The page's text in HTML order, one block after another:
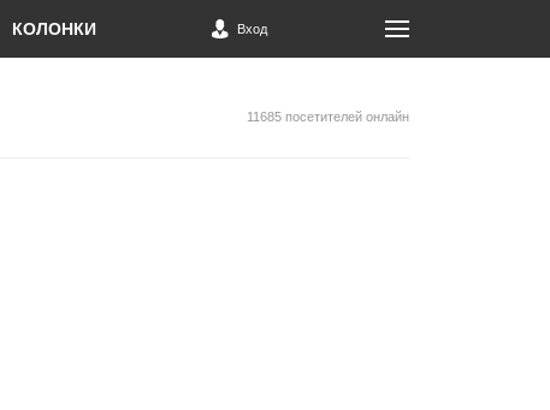
КОЛОНКИ Вход
11685 посетителей онлайн